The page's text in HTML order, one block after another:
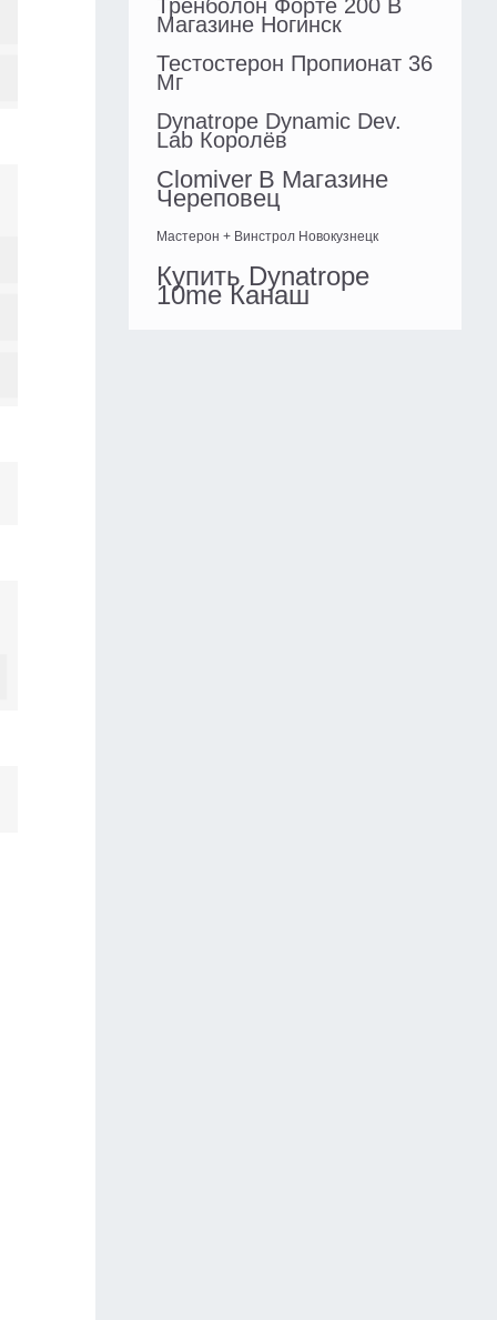
Тренболон Форте 200 В
Магазине Ногинск
Тестостерон Пропионат 36
Мг
Dynatrope Dynamic Dev.
Lab Королёв
Clomiver В Магазине
Череповец
Мастерон + Винстрол Новокузнецк
Купить Dynatrope
10me Канаш